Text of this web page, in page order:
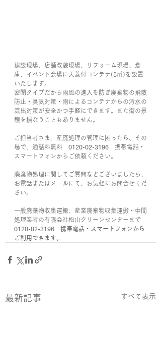
建設現場、店舗改装現場、リフォーム現場、倉
庫、イベント会場に天蓋付コンテナ(5㎥)を設置
いたします。
密閉タイプだから雨風の進入を防ぎ廃棄物の飛散
防止・臭気対策・雨によるコンテナからの汚水の
流出対策が安全かつ手軽にできます。また街の景
観を損なうこともありません。
ご担当者さま、産廃処理の管理に困ったら、その
場で、通話料無料 0120-02-3196 携帯電話・
スマートフォンからご依頼ください。
廃棄物処理に関してご質問などございましたら、
お電話またはメールにて、お気軽にお問合せくだ
さい。
一般廃棄物収集運搬、産業廃棄物収集運搬・中間
処理業者の有限会社松山クリーンセンターまで
0120-02-3196　携帯電話・スマートフォンから
ご利用できます。
最新記事 すべて表示